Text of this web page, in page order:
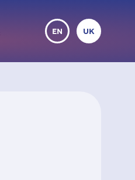
EN UK